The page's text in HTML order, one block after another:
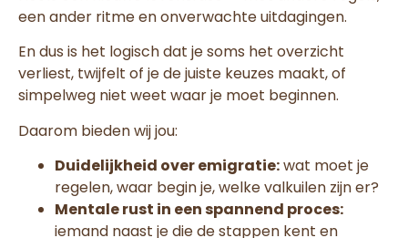
een ander ritme en onverwachte uitdagingen.
En dus is het logisch dat je soms het overzicht
verliest, twijfelt of je de juiste keuzes maakt, of
simpelweg niet weet waar je moet beginnen.
Daarom bieden wij jou:
Duidelijkheid over emigratie:wat moet je
regelen, waar begin je, welke valkuilen zijn er?
Mentale rust in een spannend proces:
iemand naast je die de stappen kent en